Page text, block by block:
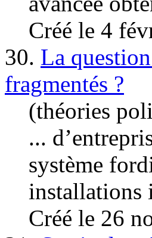
Créé le 4
30. La
fragmentés ?
(théories
...
système
installations
Créé le 26